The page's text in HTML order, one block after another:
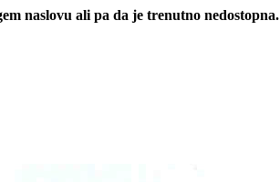
naslovu ali pa da je trenutno nedostopna.